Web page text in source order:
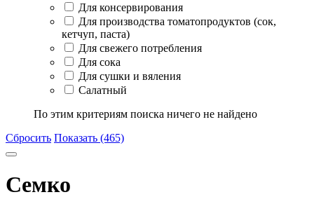
Для консервирования
Для производства томатопродуктов (сок,
кетчуп, паста)
Для свежего потребления
Для сока
Для сушки и вяления
Салатный
По этим критериям поиска ничего не найдено
Сбросить Показать (465)
Семко